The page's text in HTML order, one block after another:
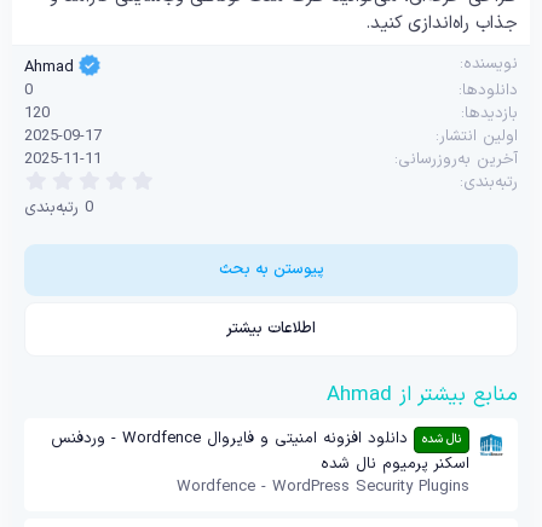
جذاب راه‌اندازی کنید.
نویسنده
Ahmad
دانلودها
0
بازدیدها
120
اولین انتشار
2025-09-17
آخرین به‌روزرسانی
2025-11-11
رتبه‌بندی
س
ا
0 رتبه‌بندی
پیوستن به بحث
اطلاعات بیشتر
منابع بیشتر از Ahmad
نال شده
دانلود افزونه امنیتی و فایروال Wordfence - وردفنس
اسکنر پرمیوم نال شده
Wordfence - WordPress Security Plugins